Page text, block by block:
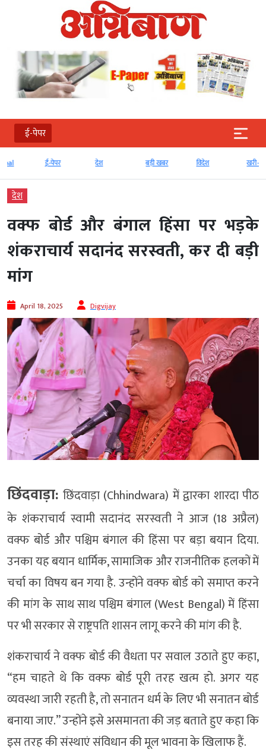
ई-पेपर
ई-पेपर विदेश
देश
वक्फ बोर्ड और बंगाल हिंसा पर भड़के
शंकराचार्य सदानंद सरस्वती, कर दी बड़ी
मांग
April 18, 2025 Digvijay
छिंदवाड़ा: छिंदवाड़ा (Chhindwara) में द्वारका शारदा पीठ
के शंकराचार्य स्वामी सदानंद सरस्वती ने आज (18 अप्रैल)
वक्फ बोर्ड और पश्चिम बंगाल की हिंसा पर बड़ा बयान दिया.
उनका यह बयान धार्मिक, सामाजिक और राजनीतिक हलकों में
चर्चा का विषय बन गया है. उन्होंने वक्फ बोर्ड को समाप्त करने
की मांग के साथ साथ पश्चिम बंगाल (West Bengal) में हिंसा
पर भी सरकार से राष्ट्रपति शासन लागू करने की मांग की है.
शंकराचार्य ने वक्फ बोर्ड की वैधता पर सवाल उठाते हुए कहा,
“हम चाहते थे कि वक्फ बोर्ड पूरी तरह खत्म हो. अगर यह
व्यवस्था जारी रहती है, तो सनातन धर्म के लिए भी सनातन बोर्ड
बनाया जाए.” उन्होंने इसे असमानता की जड़ बताते हुए कहा कि
इस तरह की संस्थाएं संविधान की मूल भावना के खिलाफ हैं.